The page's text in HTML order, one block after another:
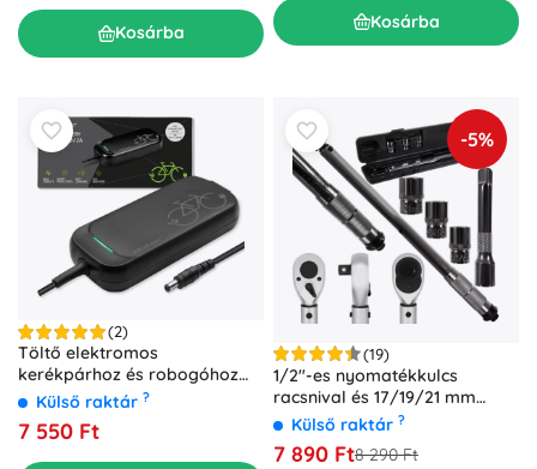
Kosárba
Kosárba
(2)
Töltő elektromos
kerékpárhoz és robogóhoz
36V, 42V, 2A, vízálló
Külső raktár ?
7 550 Ft
-5%
(19)
1/2"-es nyomatékkulcs
racsnival és 17/19/21 mm
hosszabbító fejkészlettel
Külső raktár ?
7 890 Ft8 290 Ft